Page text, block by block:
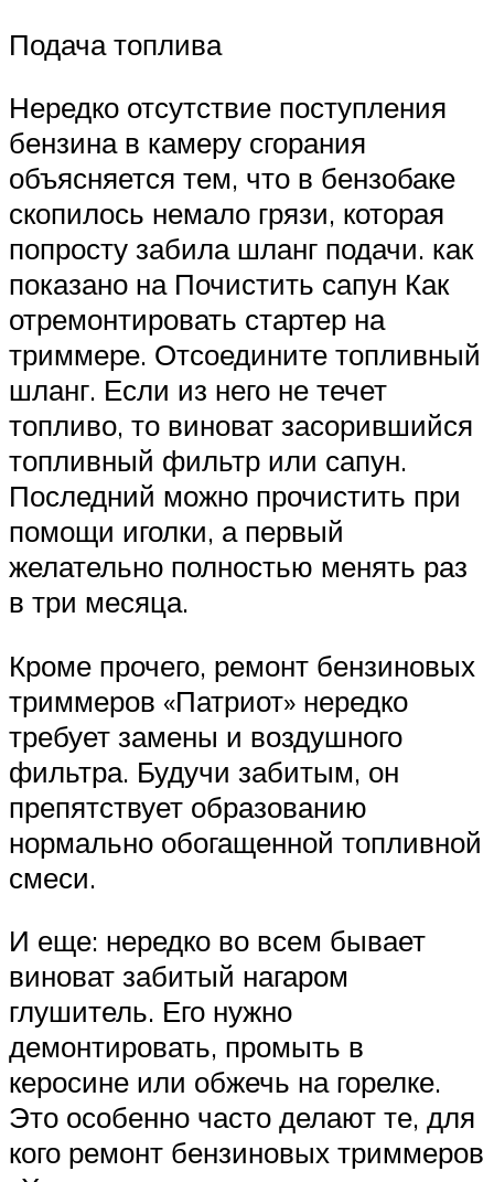
Подача топлива
Нередко отсутствие поступления
бензина в камеру сгорания
объясняется тем, что в бензобаке
скопилось немало грязи, которая
попросту забила шланг подачи. как
показано на Почистить сапун Как
отремонтировать стартер на
триммере. Отсоедините топливный
шланг. Если из него не течет
топливо, то виноват засорившийся
топливный фильтр или сапун.
Последний можно прочистить при
помощи иголки, а первый
желательно полностью менять раз
в три месяца.
Кроме прочего, ремонт бензиновых
триммеров «Патриот» нередко
требует замены и воздушного
фильтра. Будучи забитым, он
препятствует образованию
нормально обогащенной топливной
смеси.
И еще: нередко во всем бывает
виноват забитый нагаром
глушитель. Его нужно
демонтировать, промыть в
керосине или обжечь на горелке.
Это особенно часто делают те, для
кого ремонт бензиновых триммеров